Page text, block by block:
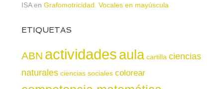
ISAen Grafomotricidad. Vocales en mayúscula
ETIQUETAS
ABN actividadesaula cartilla ciencias
naturales ciencias sociales colorear